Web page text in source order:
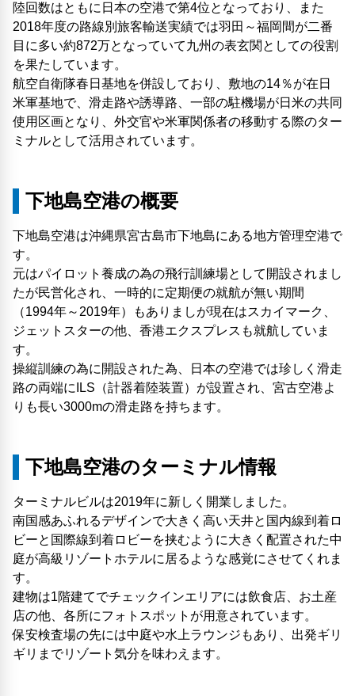
陸回数はともに日本の空港で第4位となっており、また
2018年度の路線別旅客輸送実績では羽田～福岡間が二番
目に多い約872万となっていて九州の表玄関としての役割
を果たしています。
航空自衛隊春日基地を併設しており、敷地の14％が在日
米軍基地で、滑走路や誘導路、一部の駐機場が日米の共同
使用区画となり、外交官や米軍関係者の移動する際のター
ミナルとして活用されています。
下地島空港の概要
下地島空港は沖縄県宮古島市下地島にある地方管理空港で
す。
元はパイロット養成の為の飛行訓練場として開設されまし
たが民営化され、一時的に定期便の就航が無い期間
（1994年～2019年）もありましが現在はスカイマーク、
ジェットスターの他、香港エクスプレスも就航していま
す。
操縦訓練の為に開設された為、日本の空港では珍しく滑走
路の両端にILS（計器着陸装置）が設置され、宮古空港よ
りも長い3000mの滑走路を持ちます。
下地島空港のターミナル情報
ターミナルビルは2019年に新しく開業しました。
南国感あふれるデザインで大きく高い天井と国内線到着ロ
ビーと国際線到着ロビーを挟むように大きく配置された中
庭が高級リゾートホテルに居るような感覚にさせてくれま
す。
建物は1階建てでチェックインエリアには飲食店、お土産
店の他、各所にフォトスポットが用意されています。
保安検査場の先には中庭や水上ラウンジもあり、出発ギリ
ギリまでリゾート気分を味わえます。